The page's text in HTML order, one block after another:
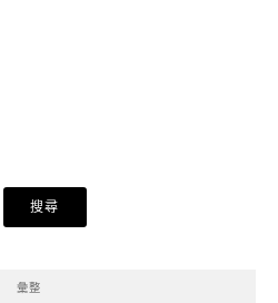
彙整